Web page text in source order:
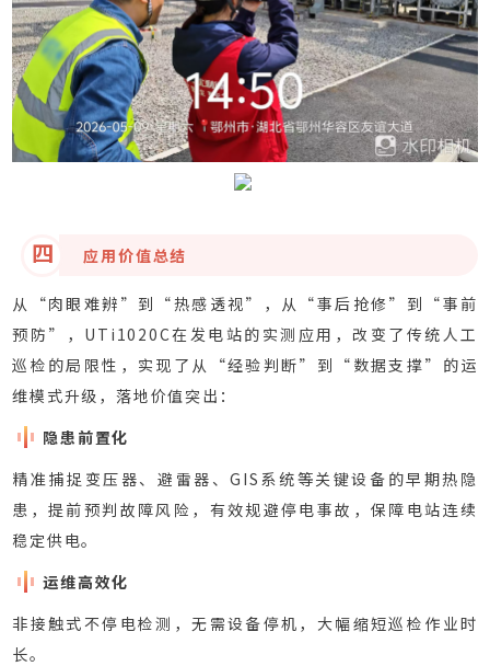
四 应用价值总结
从“肉眼难辨”到“热感透视”，从“事后抢修”到“事前
预防”，UTi1020C在发电站的实测应用，改变了传统人工
巡检的局限性，实现了从“经验判断”到“数据支撑”的运
维模式升级，落地价值突出：
隐患前置化
精准捕捉变压器、避雷器、GIS系统等关键设备的早期热隐
患，提前预判故障风险，有效规避停电事故，保障电站连续
稳定供电。
运维高效化
非接触式不停电检测，无需设备停机，大幅缩短巡检作业时
长。